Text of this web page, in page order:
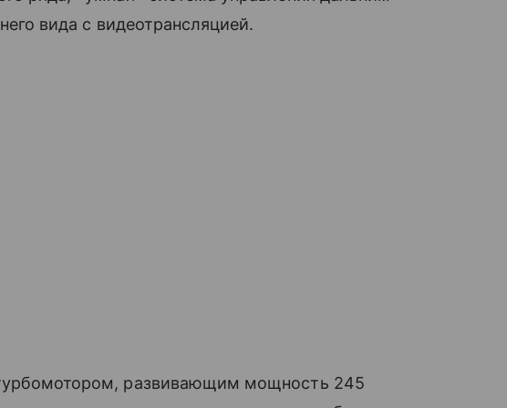
вида с видеотрансляцией.
развивающим мощность 245